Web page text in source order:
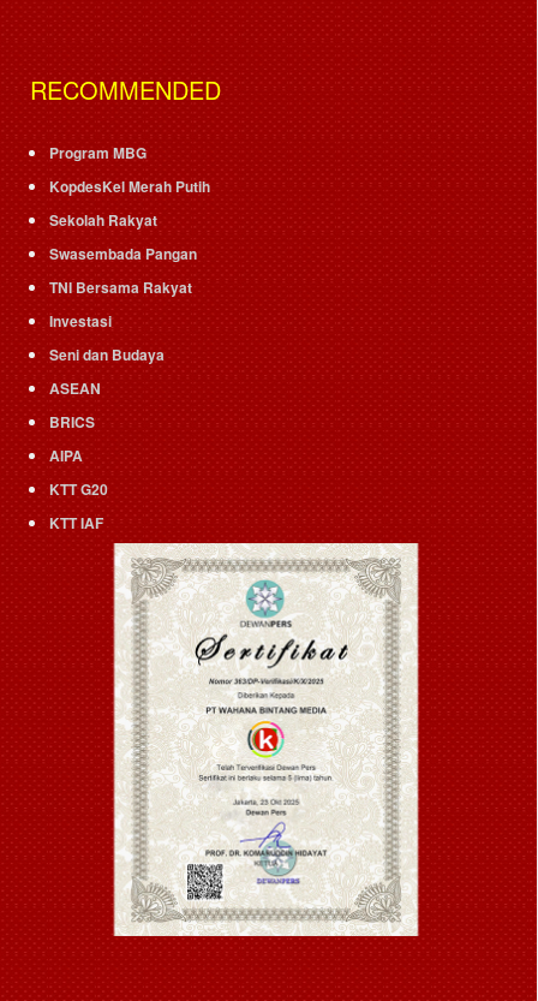
RECOMMENDED
Program MBG
KopdesKel Merah Putih
Sekolah Rakyat
Swasembada Pangan
TNI Bersama Rakyat
Investasi
Seni dan Budaya
ASEAN
BRICS
AIPA
KTT G20
KTT IAF